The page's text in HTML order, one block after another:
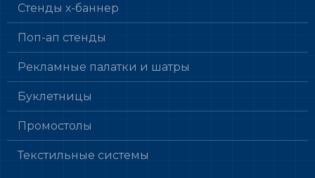
Стенды х-баннер
Поп-ап стенды
Рекламные палатки и шатры
Буклетницы
Промостолы
Текстильные системы